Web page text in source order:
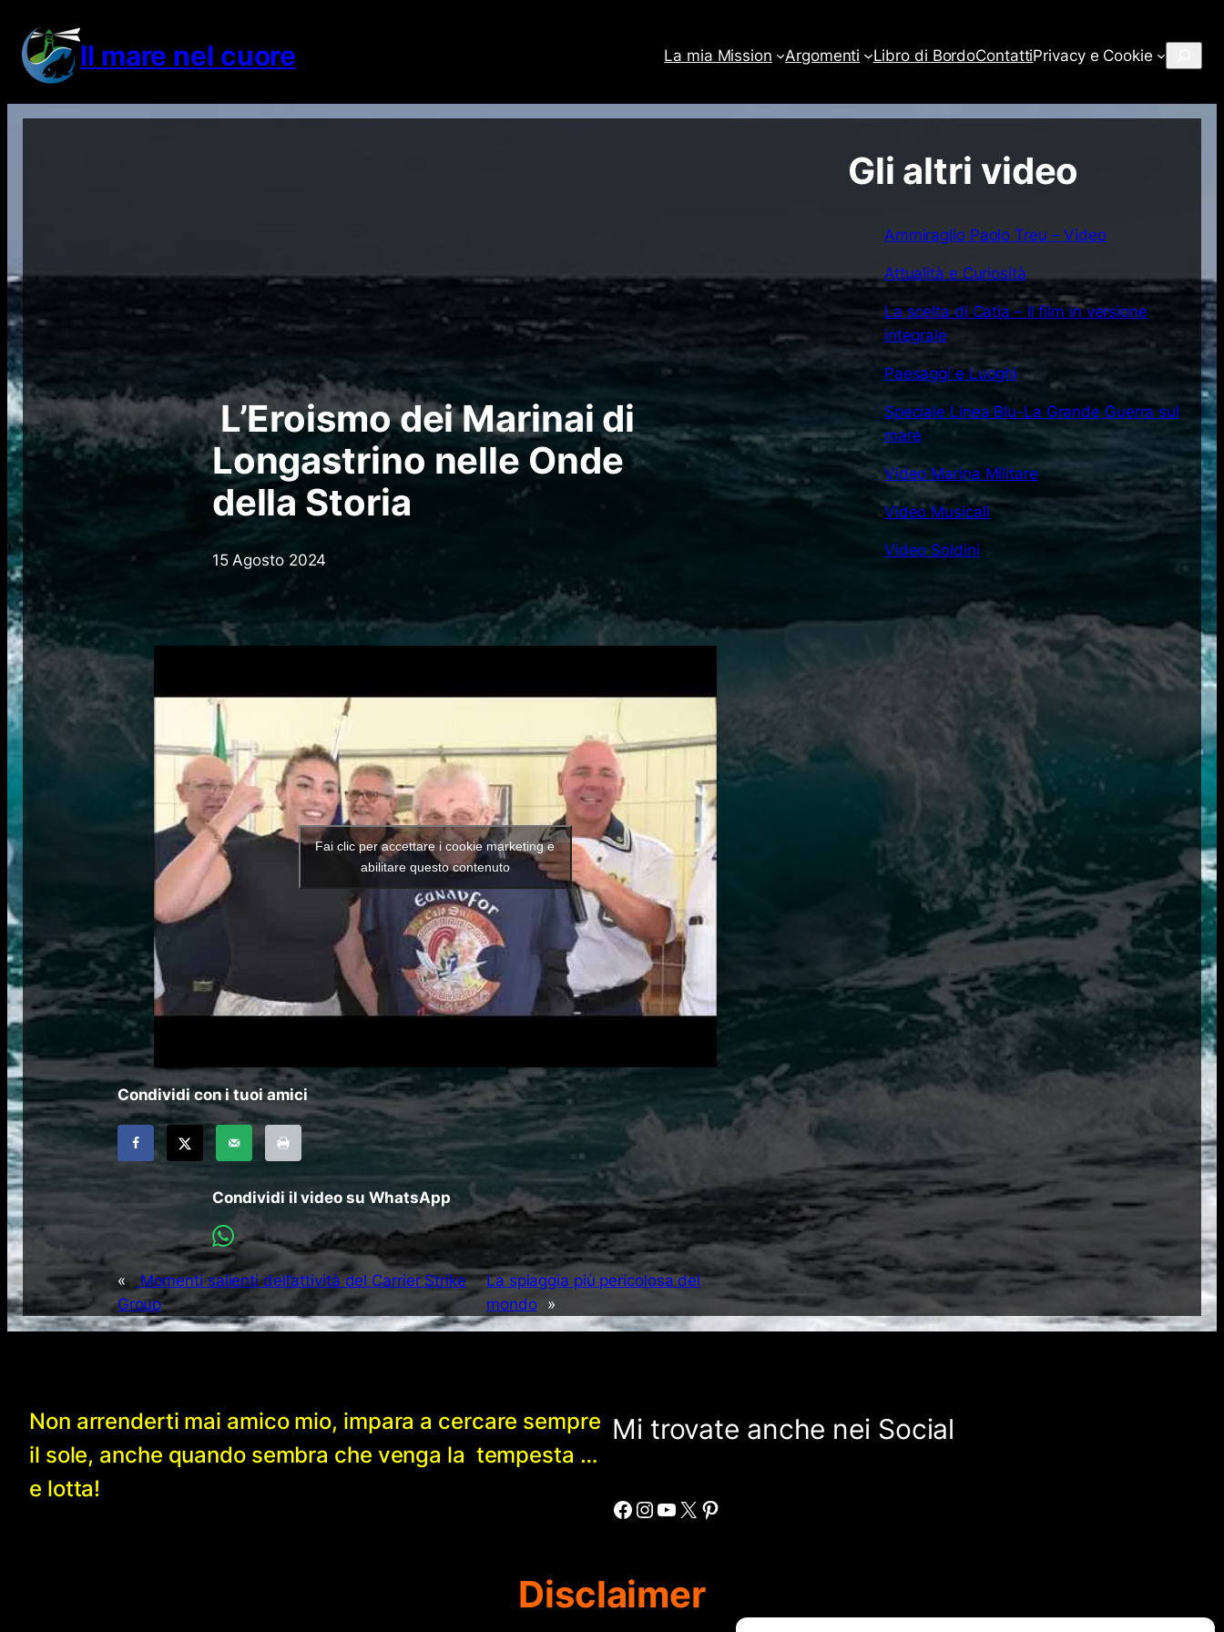
contenuto Il mare nel cuore La mia Mission Argomenti Libro di BordoContattiPrivacy e Cookie
L’Eroismo dei Marinai di
Longastrino nelle Onde
della Storia
15 Agosto 2024
Fai clic per accettare i cookie marketing e
abilitare questo contenuto
Condividi con i tuoi amici
Condividi il video su WhatsApp
«
Momenti salienti dell’attività del Carrier Strike
Group
La spiaggia più pericolosa del
mondo
»
Gli altri video
Ammiraglio Paolo Treu – Video
Attualità e Curiosità
La scelta di Catia – Il film in versione
integrale
Paesaggi e Luoghi
Speciale Linea Blu-La Grande Guerra sul
mare
Video Marina Militare
Video Musicali
Video Soldini
Non arrenderti mai amico mio, impara a cercare sempre
il sole, anche quando sembra che venga la tempesta …
e lotta!
Mi trovate anche nei Social
Facebook Instagram YouTube X Pinterest
Disclaimer